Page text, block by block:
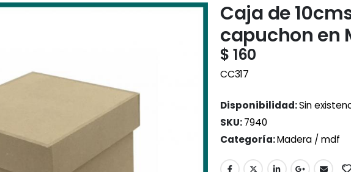
Caja de
capuchon en
$ 160
CC317
Disponibilidad:Sin
SKU:7940
Categoría:Madera / mdf